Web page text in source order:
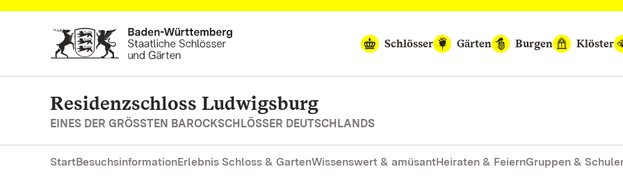
Zum Hauptinhalt springen
Schlösser
Gärten Burgen Klöster
Residenzschloss Ludwigsburg
EINES DER GRÖSSTEN BAROCKSCHLÖSSER DEUTSCHLANDS
StartBesuchsinformationErlebnis Schloss & GartenWissenswert & amüsantHeiraten & FeiernGruppen &